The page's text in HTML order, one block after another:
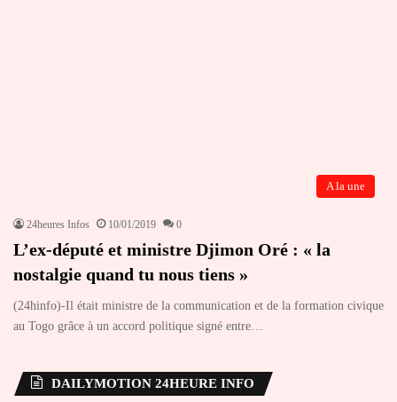
A la une
24heures Infos 10/01/2019 0
L’ex-député et ministre Djimon Oré : « la
nostalgie quand tu nous tiens »
(24hinfo)-Il était ministre de la communication et de la formation civique
au Togo grâce à un accord politique signé entre…
DAILYMOTION 24HEURE INFO